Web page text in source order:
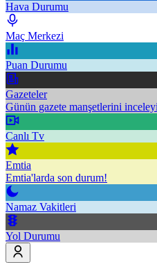
Hava Durumu
Maç Merkezi
Puan Durumu
Gazeteler
Günün gazete manşetlerini
Canlı Tv
Emtia
Emtia'larda son durum!
Namaz Vakitleri
Yol Durumu